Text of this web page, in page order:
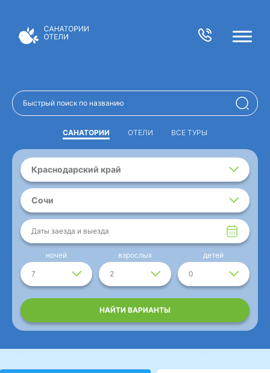
САНАТОРИИ ОТЕЛИ ВСЕ ТУРЫ
Краснодарский край
Сочи
Даты заезда и выезда
7
ночей
2
взрослых
0
детей
НАЙТИ ВАРИАНТЫ